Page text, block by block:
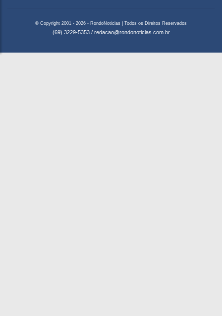
© Copyright 2001 - 2026 - RondoNoticias | Todos os Direitos Reservados
(69) 3229-5353 / redacao@rondonoticias.com.br